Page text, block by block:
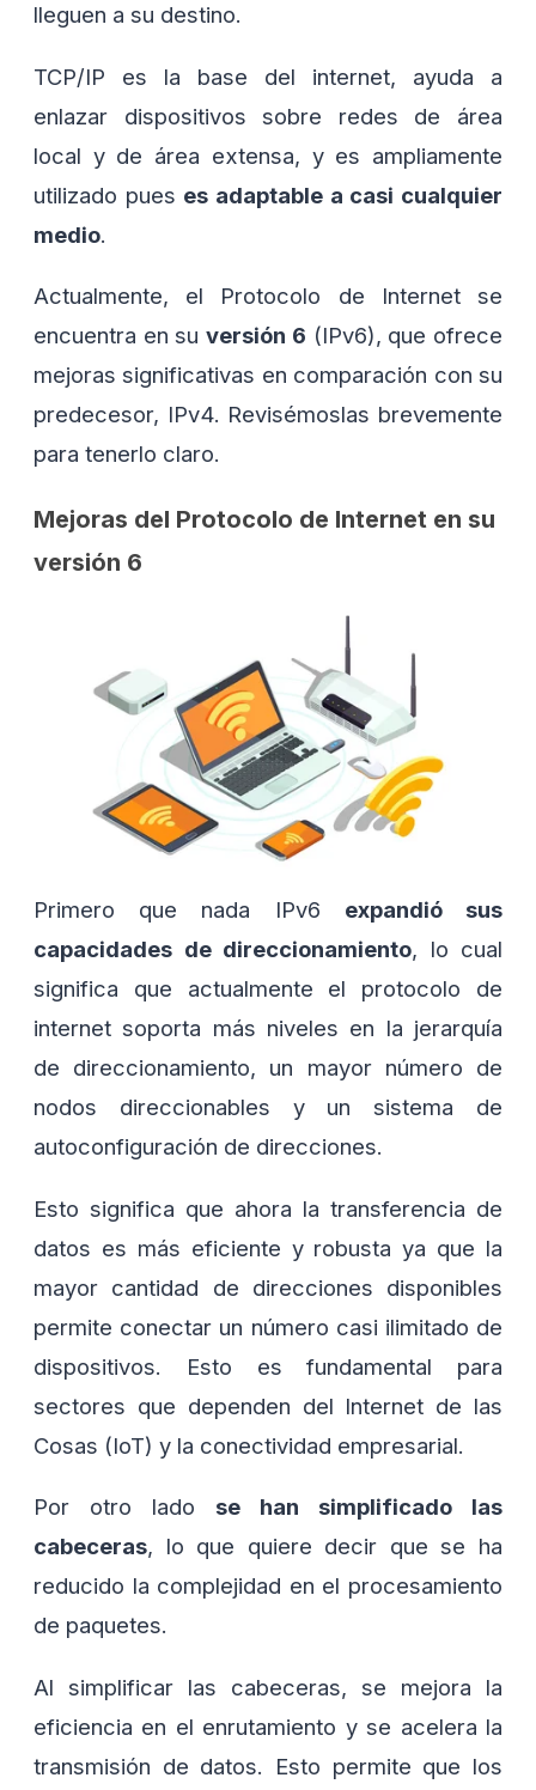
lleguen a su destino.
TCP/IP es la base del internet, ayuda a
enlazar dispositivos sobre redes de área
local y de área extensa, y es ampliamente
utilizado pues es adaptable a casi cualquier
medio.
Actualmente, el Protocolo de Internet se
encuentra en suversión 6 (IPv6), que ofrece
mejoras significativas en comparación con su
predecesor, IPv4. Revisémoslas brevemente
para tenerlo claro.
Mejoras del Protocolo de Internet en su
versión 6
Primero que nada IPv6 expandió sus
capacidades de direccionamiento, lo cual
significa que actualmente el protocolo de
internet soporta más niveles en la jerarquía
de direccionamiento, un mayor número de
nodos direccionables y un sistema de
autoconfiguración de direcciones.
Esto significa que ahora la transferencia de
datos es más eficiente y robusta ya que la
mayor cantidad de direcciones disponibles
permite conectar un número casi ilimitado de
dispositivos. Esto es fundamental para
sectores que dependen del Internet de las
Cosas (IoT) y la conectividad empresarial.
Por otro lado se han simplificado las
cabeceras, lo que quiere decir que se ha
reducido la complejidad en el procesamiento
de paquetes.
Al simplificar las cabeceras, se mejora la
eficiencia en el enrutamiento y se acelera la
transmisión de datos. Esto permite que los